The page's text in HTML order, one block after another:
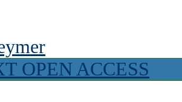
OPEN ACCESS